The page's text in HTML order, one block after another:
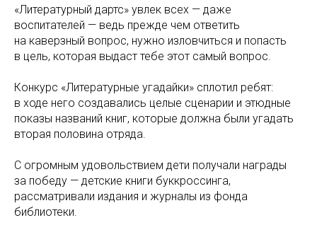
«Литературный дартс» увлек всех — даже
воспитателей — ведь прежде чем ответить
на каверзный вопрос, нужно изловчиться и попасть
в цель, которая выдаст тебе этот самый вопрос.
Конкурс «Литературные угадайки» сплотил ребят:
в ходе него создавались целые сценарии и этюдные
показы названий книг, которые должна были угадать
вторая половина отряда.
С огромным удовольствием дети получали награды
за победу — детские книги буккроссинга,
рассматривали издания и журналы из фонда
библиотеки.